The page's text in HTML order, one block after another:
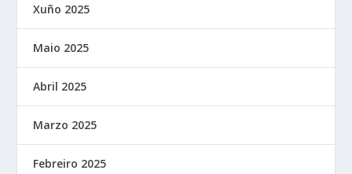
Xuño 2025
Maio 2025
Abril 2025
Marzo 2025
Febreiro 2025